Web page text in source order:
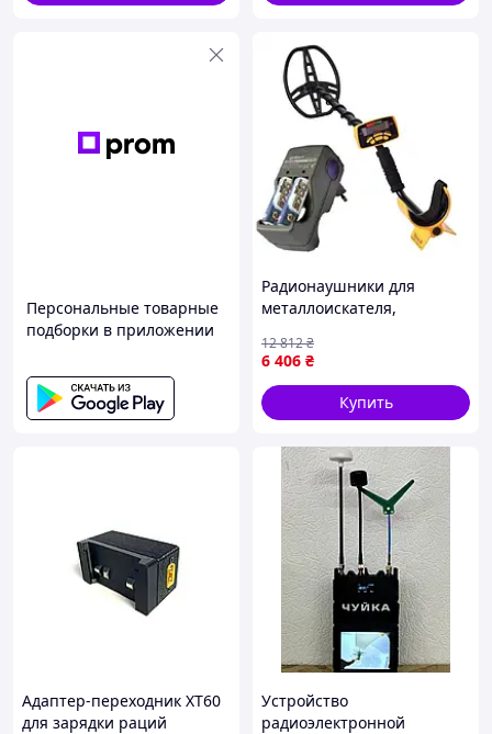
Персональные товарные
подборки в приложении
Радионаушники для
металлоискателя,
металлоискатель,
Металлоискатель
определение типа
металла, FBK
6 406 ₴
12 812₴
Купить
Адаптер-переходник XT60
для зарядки раций
Устройство
радиоэлектронной